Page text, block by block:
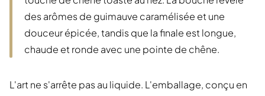
des arômes de guimauve caramélisée et une
douceur épicée, tandis que la finale est longue,
chaude et ronde avec une pointe de chêne.
L'art ne s'arrête pas au liquide. L'emballage, conçu en